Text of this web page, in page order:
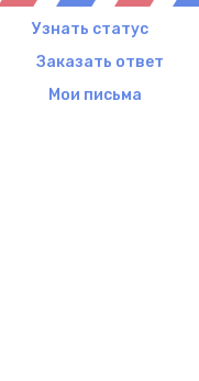
Узнать статус
Заказать ответ
Мои письма